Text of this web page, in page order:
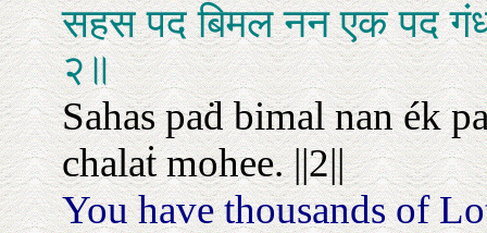
सहस पद बिमल नन एक पद
२॥
Sahas paḋ bimal nan ék
chalaṫ mohee. ||2||
You have thousands of